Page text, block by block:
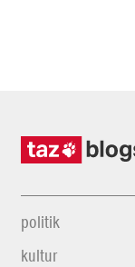
politik
kultur